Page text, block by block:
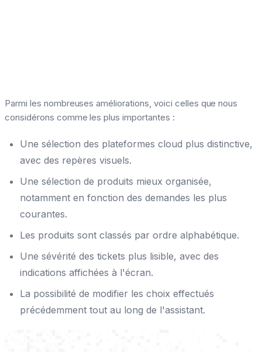
Parmi les nombreuses améliorations, voici celles que nous
considérons comme les plus importantes :
Une sélection des plateformes cloud plus distinctive,
avec des repères visuels.
Une sélection de produits mieux organisée,
notamment en fonction des demandes les plus
courantes.
Les produits sont classés par ordre alphabétique.
Une sévérité des tickets plus lisible, avec des
indications affichées à l'écran.
La possibilité de modifier les choix effectués
précédemment tout au long de l'assistant.